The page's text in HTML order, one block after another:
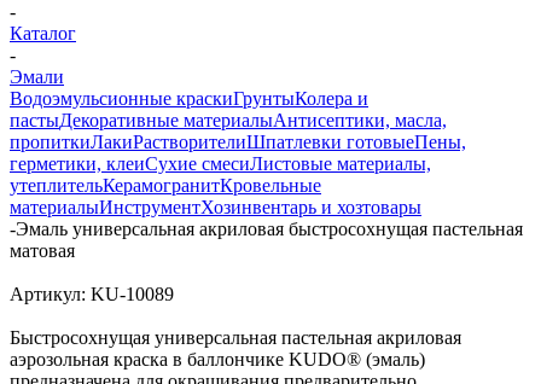
-
Каталог
-
Эмали
Водоэмульсионные краскиГрунтыКолера и
пастыДекоративные материалыАнтисептики, масла,
пропиткиЛакиРастворителиШпатлевки готовыеПены,
герметики, клеиСухие смесиЛистовые материалы,
утеплительКерамогранитКровельные
материалыИнструментХозинвентарь и хозтовары
-Эмаль универсальная акриловая быстросохнущая пастельная
матовая
Артикул: KU-10089
Быстросохнущая универсальная пастельная акриловая
аэрозольная краска в баллончике KUDO® (эмаль)